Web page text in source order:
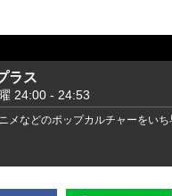
ラス
24:00 - 24:53
メなどのポップカルチャーをい